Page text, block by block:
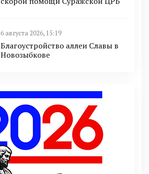
6 августа 2026, 15:19
Благоустройство аллеи Славы в
Новозыбкове